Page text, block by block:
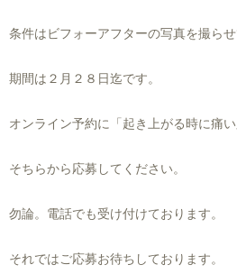
条件はビフォーアフターの写真を撮ら
期間は２月２８日迄です。
オンライン予約に「起き上がる時に痛
そちらから応募してください。
勿論。電話でも受け付けております。
それではご応募お待ちしております。